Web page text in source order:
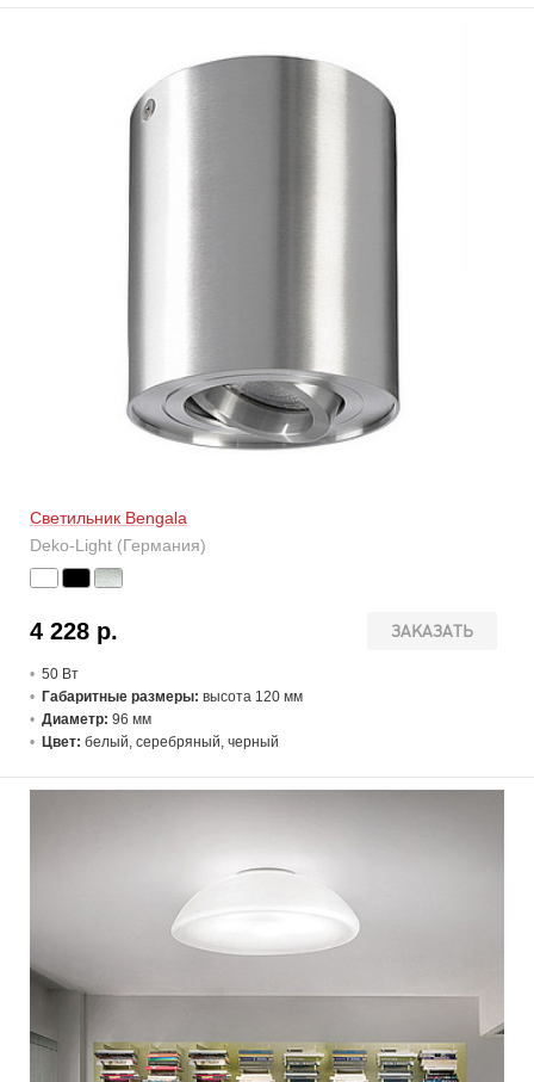
Светильник Bengala
Deko-Light (Германия)
ЗАКАЗАТЬ
4 228 р.
50 Вт
Габаритные размеры: высота 120 мм
Диаметр: 96 мм
Цвет: белый, серебряный, черный